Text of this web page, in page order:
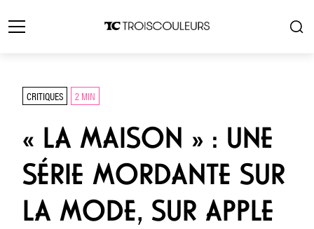
CRITIQUES 2 MIN
« LA MAISON » : UNE
SÉRIE MORDANTE SUR
LA MODE, SUR APPLE